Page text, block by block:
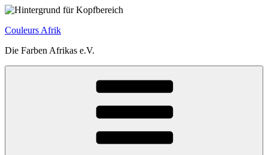
Zum
springen
Couleurs Afrik
Die Farben Afrikas e.V.